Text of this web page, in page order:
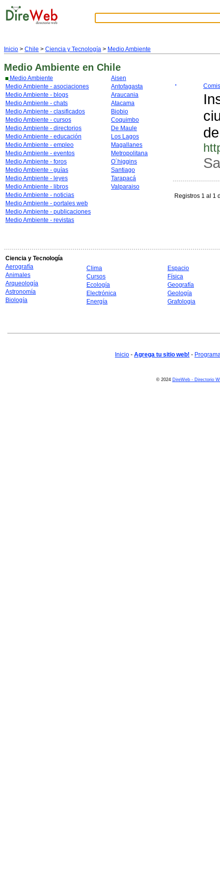
Inicio > Chile > Ciencia y Tecnología > Medio Ambiente
Medio Ambiente en Chile
Medio Ambiente
Medio Ambiente - asociaciones
Medio Ambiente - blogs
Medio Ambiente - chats
Medio Ambiente - clasificados
Medio Ambiente - cursos
Medio Ambiente - directorios
Medio Ambiente - educación
Medio Ambiente - empleo
Medio Ambiente - eventos
Medio Ambiente - foros
Medio Ambiente - guías
Medio Ambiente - leyes
Medio Ambiente - libros
Medio Ambiente - noticias
Medio Ambiente - portales web
Medio Ambiente - publicaciones
Medio Ambiente - revistas
Aisen
Antofagasta
Araucania
Atacama
Biobio
Coquimbo
De Maule
Los Lagos
Magallanes
Metropolitana
O´higgins
Santiago
Tarapacá
Valparaiso
Registros 1 al 1
Ciencia y Tecnología
Aerografía
Animales
Arqueología
Astronomía
Biología
Clima
Cursos
Ecología
Electrónica
Energía
Espacio
Física
Geografía
Geología
Grafologia
Inicio - Agrega tu sitio web! -
© 2024 DireWeb - Directorio